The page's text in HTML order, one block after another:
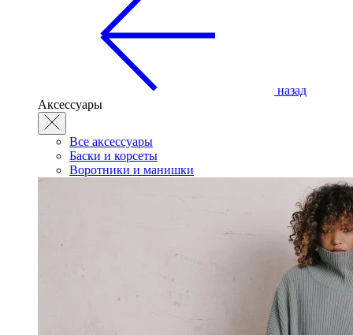
назад
Аксессуары
Все аксессуары
Баски и корсеты
Воротники и манишки